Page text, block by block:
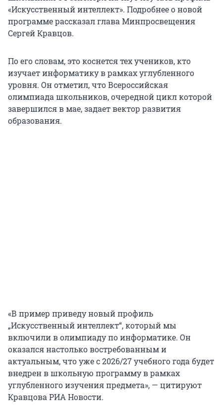
«Искусственный интеллект». Подробнее о новой
программе рассказал глава Минпросвещения
Сергей Кравцов.
По его словам, это коснется тех учеников, кто
изучает информатику в рамках углубленного
уровня. Он отметил, что Всероссийская
олимпиада школьников, очередной цикл которой
завершился в мае, задает вектор развития
образования.
«В пример приведу новый профиль
„Искусственный интеллект“, который мы
включили в олимпиаду по информатике. Он
оказался настолько востребованным и
актуальным, что уже с 2026/27 учебного года будет
внедрен в школьную программу в рамках
углубленного изучения предмета», — цитируют
Кравцова РИА Новости.